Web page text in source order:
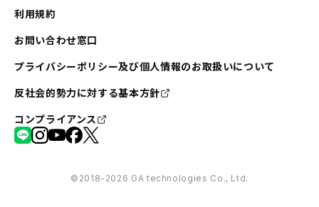
利用規約
お問い合わせ窓口
プライバシーポリシー及び個人情報のお取扱いについて
反社会的勢力に対する基本方針
コンプライアンス
©︎2018-2026 GA technologies Co., Ltd.